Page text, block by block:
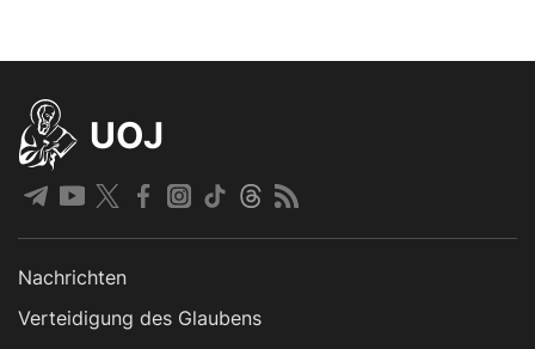
UOJ
Nachrichten
Verteidigung des Glaubens